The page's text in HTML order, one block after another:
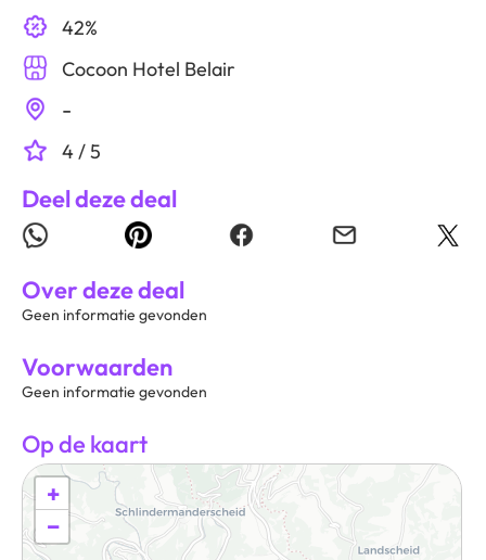
42%
Cocoon Hotel Belair
-
4 / 5
Deel deze deal
Over deze deal
Geen informatie gevonden
Voorwaarden
Geen informatie gevonden
Op de kaart
+
−